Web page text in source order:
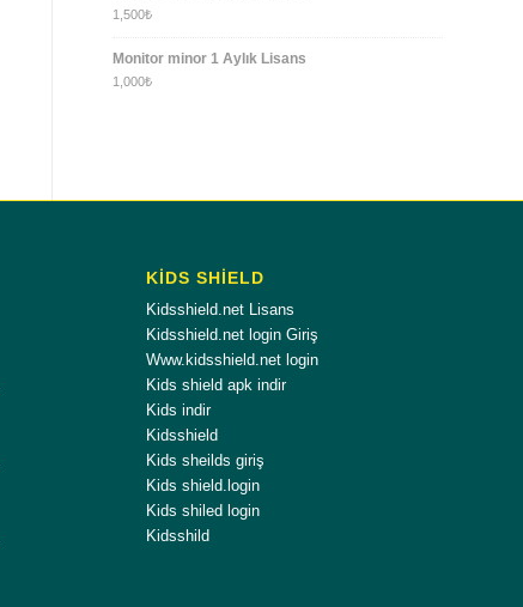
1,500₺
Monitor minor 1 Aylık Lisans
1,000₺
KİDS SHİELD
Kidsshield.net Lisans
Kidsshield.net login Giriş
Www.kidsshield.net login
Kids shield apk indir
Kids indir
Kidsshield
Kids sheilds giriş
Kids shield.login
Kids shiled login
Kidsshild